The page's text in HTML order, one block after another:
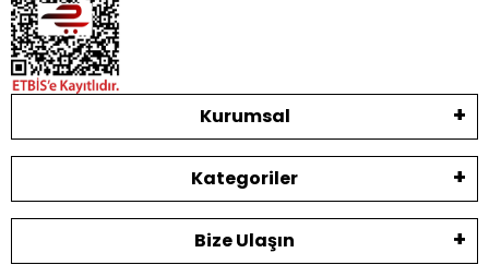
Kurumsal
Kategoriler
Bize Ulaşın